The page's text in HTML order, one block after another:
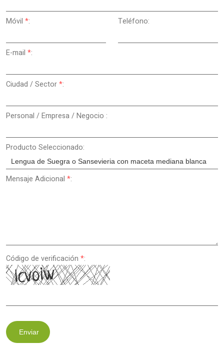
Móvil *: Teléfono:
E-mail *:
Ciudad / Sector*:
Personal / Empresa / Negocio :
Producto Seleccionado:
Mensaje Adicional *:
Código de verificación *:
Enviar